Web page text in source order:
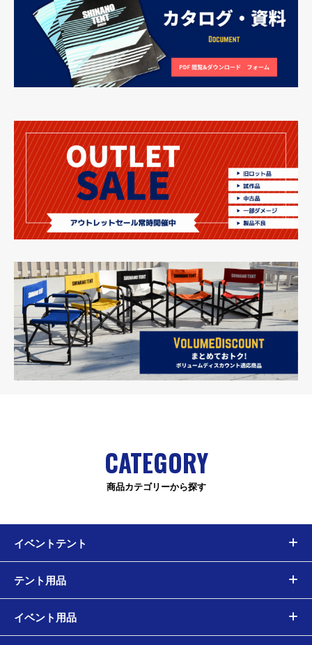
CATEGORY
商品カテゴリーから探す
イベントテント
テント用品
イベント用品